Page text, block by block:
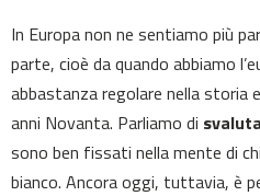
In Europa non ne sentiamo più
parte, cioè da quando abbiamo
abbastanza regolare nella storia
anni Novanta. Parliamo di
sono ben fissati nella mente di
bianco. Ancora oggi, tuttavia, è